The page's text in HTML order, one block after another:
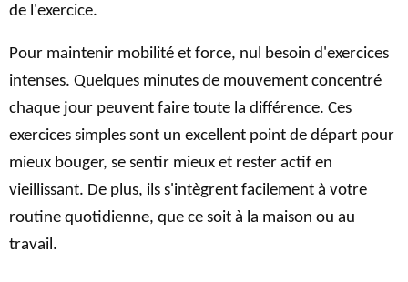
de l'exercice.
Pour maintenir mobilité et force, nul besoin d'exercices
intenses. Quelques minutes de mouvement concentré
chaque jour peuvent faire toute la différence. Ces
exercices simples sont un excellent point de départ pour
mieux bouger, se sentir mieux et rester actif en
vieillissant. De plus, ils s'intègrent facilement à votre
routine quotidienne, que ce soit à la maison ou au
travail.